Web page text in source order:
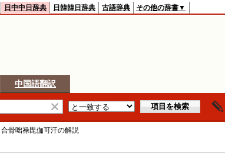
日中中日辞典 日韓韓日辞典 古語辞典 その他の辞書▼
中国語翻訳
合骨咄禄毘伽可汗の解説